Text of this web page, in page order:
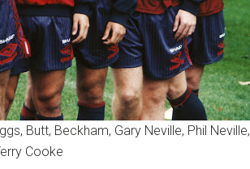
Butt, Beckham, Gary Neville, Phil Neville,
Cooke